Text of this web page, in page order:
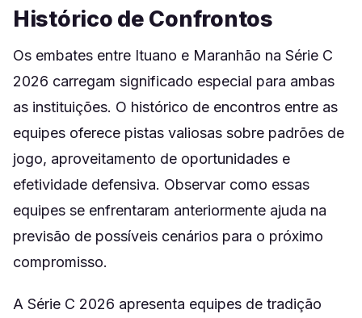
Histórico de Confrontos
Os embates entre Ituano e Maranhão na Série C
2026 carregam significado especial para ambas
as instituições. O histórico de encontros entre as
equipes oferece pistas valiosas sobre padrões de
jogo, aproveitamento de oportunidades e
efetividade defensiva. Observar como essas
equipes se enfrentaram anteriormente ajuda na
previsão de possíveis cenários para o próximo
compromisso.
A Série C 2026 apresenta equipes de tradição